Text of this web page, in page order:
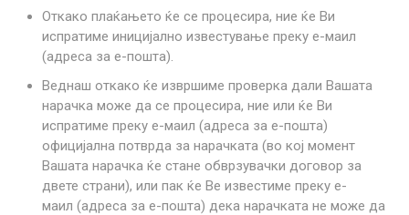
Откако плаќањето ќе се процесира, ние ќе Ви
испратиме иницијално известување преку е-маил
(адреса за е-пошта).
Веднаш откако ќе извршиме проверка дали Вашата
нарачка може да се процесира, ние или ќе Ви
испратиме преку е-маил (адреса за е-пошта)
официјална потврда за нарачката (во кој момент
Вашата нарачка ќе стане обврзувачки договор за
двете страни), или пак ќе Ве известиме преку е-
маил (адреса за е-пошта) дека нарачката не може да